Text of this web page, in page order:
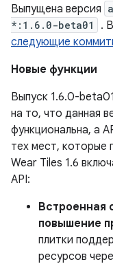
Выпущена версия
*:1.6.0-beta01
.
следующие
Новые функции
Выпуск 1.6.0-
на то, что данная
функциональна, а
тех мест, которые
Wear Tiles 1.6
API:
Встроенная
повышение
плитки
ресурсов